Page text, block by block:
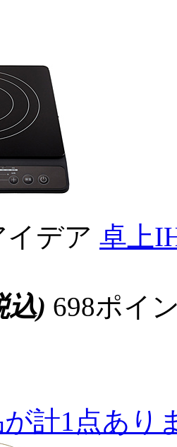
イデア 卓上
込) 698ポイ
計1点あり